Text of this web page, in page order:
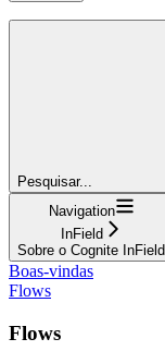
Pesquisar...
Navigation
InField
Sobre o Cognite InField
Boas-vindas
Flows
Flows